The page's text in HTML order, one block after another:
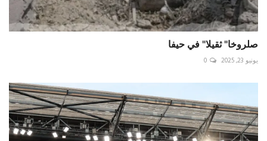
صلروخا" ثقيلا" في حيفا
يونيو 23, 2025 0